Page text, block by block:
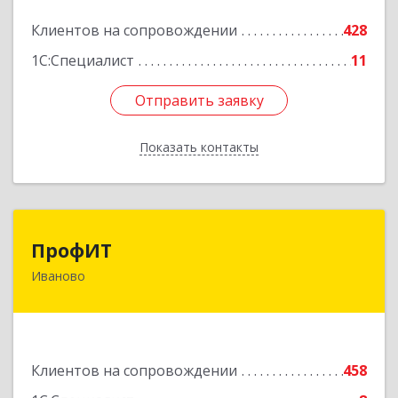
Клиентов на сопровождении
428
1С:Специалист
11
Отправить заявку
Показать контакты
Отправить заявку
Назад
ПрофИТ
Иваново
Клиентов на сопровождении
458
153000, Ивановская обл, г.о. город Иваново,
Подробнее